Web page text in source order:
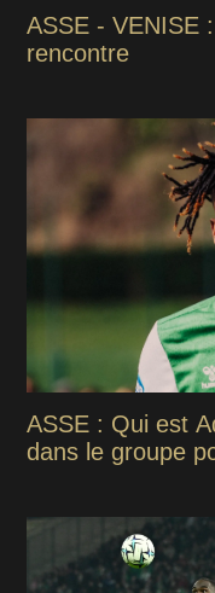
ASSE - VENISE
rencontre
ASSE : Qui est
dans le groupe